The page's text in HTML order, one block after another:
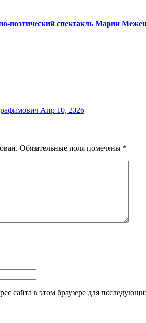
поэтический спектакль Марии
Апр 10, 2026
Обязательные поля помечены *
сайта в этом браузере для